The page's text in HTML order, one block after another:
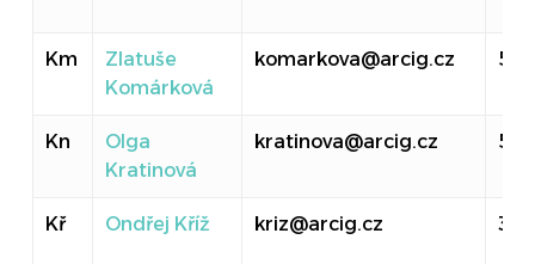
Km
Zlatuše
Komárková
komarkova@arcig.cz 516
Kn
Olga
Kratinová
kratinova@arcig.cz
Kř Ondřej Kříž kriz@arcig.cz 310